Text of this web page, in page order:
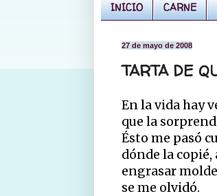
INICIO CARNE
27 de mayo de 2008
TARTA DE
En la vida hay
que la
Ésto me pasó
dónde la
engrasar
se me olvidó.